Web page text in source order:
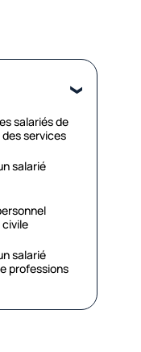
salariés de
services
salarié
civile
salarié
professions